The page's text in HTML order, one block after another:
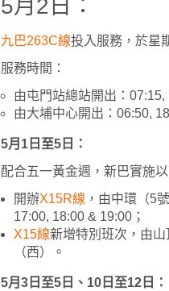
5月2日：
九巴263C線投入服務，於星
服務時間：
由屯門站總站開出：07:15,
由大埔中心開出：06:50,
5月1日至5日：
配合五一黃金週，新巴實施
開辦X15R線 ，由中環（5
17:00, 18:00 & 19:00；
X15線新增特別班次，由
（西）。
5月3日至5日、10日至12日：